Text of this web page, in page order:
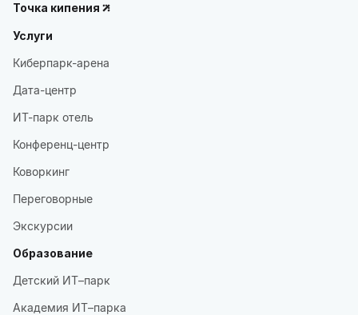
Точка кипения
Услуги
Киберпарк-арена
Дата-центр
ИТ-парк отель
Конференц-центр
Коворкинг
Переговорные
Экскурсии
Образование
Детский ИТ–парк
Академия ИТ–парка